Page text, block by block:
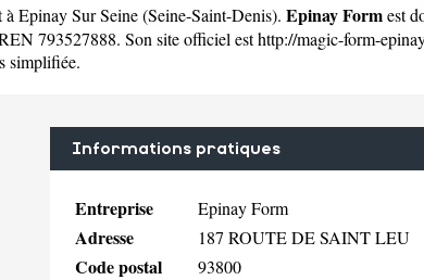
à Epinay Sur Seine(Seine-Saint-Denis). Epinay Formest
793527888. Son site officiel esthttp://magic-form-
simplifiée.
Informations pratiques
Entreprise Epinay Form
Adresse 187 ROUTE DE SAINT LEU
Code postal 93800